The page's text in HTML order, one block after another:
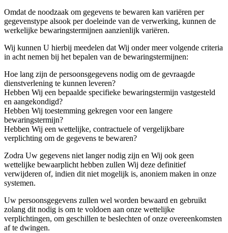
Omdat de noodzaak om gegevens te bewaren kan variëren per
gegevenstype alsook per doeleinde van de verwerking, kunnen de
werkelijke bewaringstermijnen aanzienlijk variëren.
Wij kunnen U hierbij meedelen dat Wij onder meer volgende criteria
in acht nemen bij het bepalen van de bewaringstermijnen:
Hoe lang zijn de persoonsgegevens nodig om de gevraagde
dienstverlening te kunnen leveren?
Hebben Wij een bepaalde specifieke bewaringstermijn vastgesteld
en aangekondigd?
Hebben Wij toestemming gekregen voor een langere
bewaringstermijn?
Hebben Wij een wettelijke, contractuele of vergelijkbare
verplichting om de gegevens te bewaren?
Zodra Uw gegevens niet langer nodig zijn en Wij ook geen
wettelijke bewaarplicht hebben zullen Wij deze definitief
verwijderen of, indien dit niet mogelijk is, anoniem maken in onze
systemen.
Uw persoonsgegevens zullen wel worden bewaard en gebruikt
zolang dit nodig is om te voldoen aan onze wettelijke
verplichtingen, om geschillen te beslechten of onze overeenkomsten
af te dwingen.